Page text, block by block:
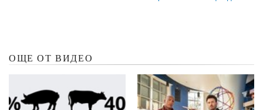
ОЩЕ ОТ ВИДЕО